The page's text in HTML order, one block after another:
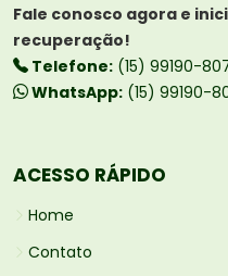
Fale conosco agora e
recuperação!
Telefone: (15) 99190-
WhatsApp: (15) 99190-
ACESSO RÁPIDO
Home
Contato